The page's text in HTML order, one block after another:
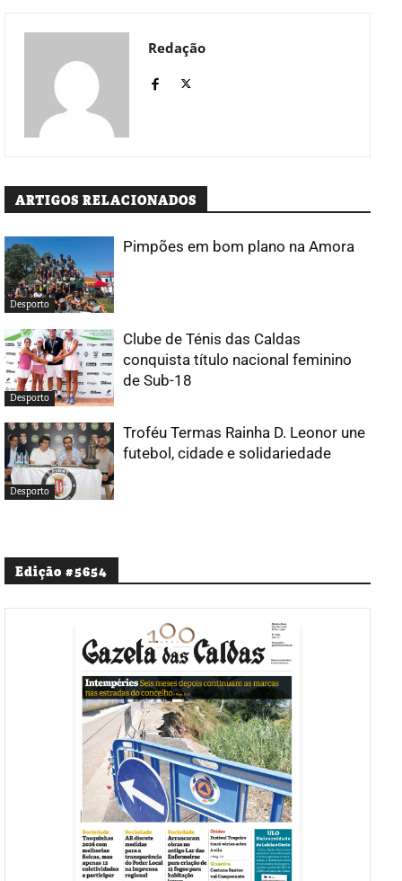
Redação
ARTIGOS RELACIONADOS
Desporto
Pimpões em bom plano na Amora
Desporto
Clube de Ténis das Caldas
conquista título nacional feminino
de Sub-18
Desporto
Troféu Termas Rainha D. Leonor une
futebol, cidade e solidariedade
Edição #5654